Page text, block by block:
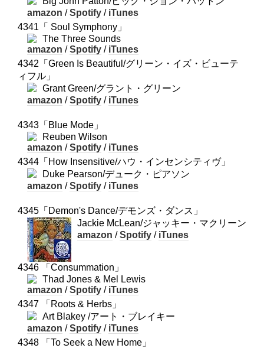
amazon /Spotify / iTunes
4341「 Soul Symphony」
The Three Sounds
amazon /Spotify / iTunes
4342「Green Is Beautiful/グリーン・イズ・ビューテ
ィフル」
Grant Green/グラント・グリーン
amazon /Spotify / iTunes
4343「Blue Mode」
Reuben Wilson
amazon /Spotify / iTunes
4344「How Insensitive/ハウ・インセンシティヴ」
Duke Pearson/デューク・ピアソン
amazon /Spotify / iTunes
4345「Demon's Dance/デモンズ・ダンス」
Jackie McLean/ジャッキー・マクリーン
amazon /Spotify / iTunes
4346 「Consummation」
Thad Jones & Mel Lewis
amazon /Spotify / iTunes
4347 「Roots & Herbs」
Art Blakey /アート・ブレイキー
amazon /Spotify / iTunes
4348 「To Seek a New Home」